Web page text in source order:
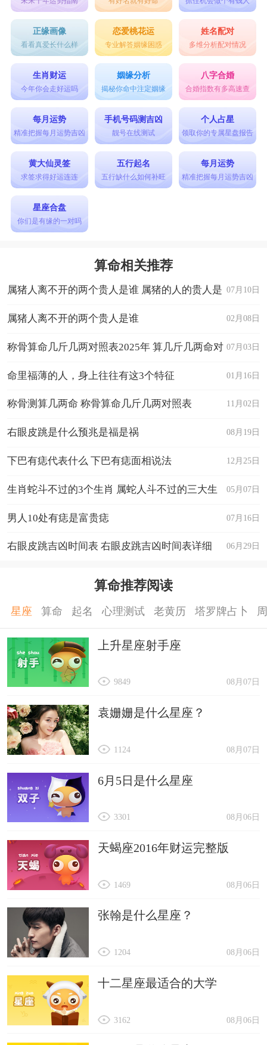
正缘画像
看看真爱长什么样
恋爱桃花运
专业解答姻缘困惑
姓名配对
多维分析配对情况
生肖财运
今年你会走好运吗
姻缘分析
揭秘你命中注定姻缘
八字合婚
合婚指数有多高速查
每月运势
精准把握每月运势吉凶
手机号码测吉凶
靓号在线测试
个人占星
领取你的专属星盘报告
黄大仙灵签
求签求得好运连连
五行起名
五行缺什么如何补旺
每月运势
精准把握每月运势吉凶
星座合盘
你们是有缘的一对吗
算命相关推荐
07月10日
属猪人离不开的两个贵人是谁 属猪的人的贵人是
谁 02月08日
属猪人离不开的两个贵人是谁
07月03日
称骨算命几斤几两对照表2025年 算几斤几两命对
照表 01月16日
命里福薄的人，身上往往有这3个特征
11月02日
称骨测算几两命 称骨算命几斤几两对照表
08月19日
右眼皮跳是什么预兆是福是祸
12月25日
下巴有痣代表什么 下巴有痣面相说法
05月07日
生肖蛇斗不过的3个生肖 属蛇人斗不过的三大生
肖 07月16日
男人10处有痣是富贵痣
06月29日
右眼皮跳吉凶时间表 右眼皮跳吉凶时间表详细
算命推荐阅读
星座 算命 起名 心理测试 老黄历 塔罗牌占卜
上升星座射手座
08月07日
9849
袁姗姗是什么星座？
08月07日
1124
6月5日是什么星座
08月06日
3301
天蝎座2016年财运完整版
08月06日
1469
张翰是什么星座？
08月06日
1204
十二星座最适合的大学
08月06日
3162